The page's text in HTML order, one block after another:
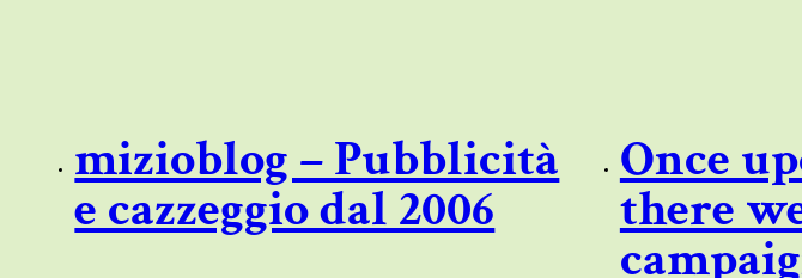
mizioblog – Pubblicità
e cazzeggio dal 2006
Once
there